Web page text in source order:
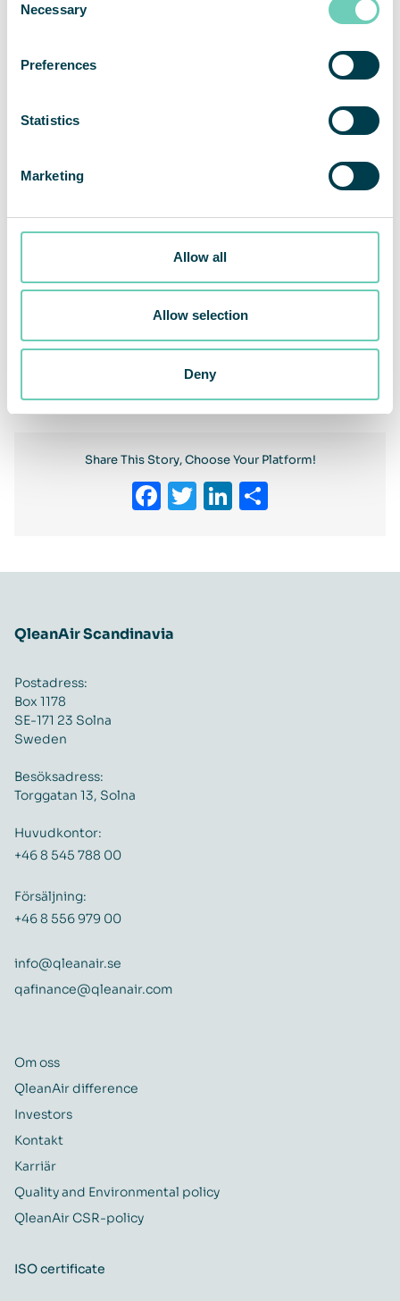
Selection
Necessary
Preferences
Statistics
Marketing
Allow all
Allow selection
Deny
Föregående
Share This Story, Choose Your Platform!
Facebook
Twitter
LinkedIn
QleanAir Scandinavia
Postadress:
Box 1178
SE-171 23 Solna
Sweden
Besöksadress:
Torggatan 13, Solna
Huvudkontor:
+46 8 545 788 00
Försäljning:
+46 8 556 979 00
info@qleanair.se
qafinance@qleanair.com
Om oss
QleanAir difference
Investors
Kontakt
Karriär
Quality and Environmental policy
QleanAir CSR-policy
ISO certificate